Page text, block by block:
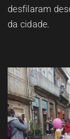
desfilaram
da cidade.